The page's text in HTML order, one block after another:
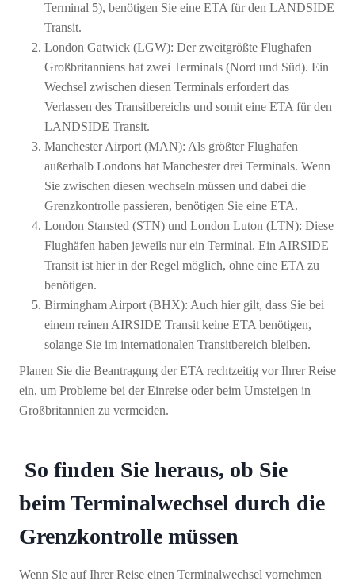
Terminal 5), benötigen Sie eine ETA für den LANDSIDE
Transit.
London Gatwick (LGW): Der zweitgrößte Flughafen
Großbritanniens hat zwei Terminals (Nord und Süd). Ein
Wechsel zwischen diesen Terminals erfordert das
Verlassen des Transitbereichs und somit eine ETA für den
LANDSIDE Transit.
Manchester Airport (MAN): Als größter Flughafen
außerhalb Londons hat Manchester drei Terminals. Wenn
Sie zwischen diesen wechseln müssen und dabei die
Grenzkontrolle passieren, benötigen Sie eine ETA.
London Stansted (STN) und London Luton (LTN): Diese
Flughäfen haben jeweils nur ein Terminal. Ein AIRSIDE
Transit ist hier in der Regel möglich, ohne eine ETA zu
benötigen.
Birmingham Airport (BHX): Auch hier gilt, dass Sie bei
einem reinen AIRSIDE Transit keine ETA benötigen,
solange Sie im internationalen Transitbereich bleiben.
Planen Sie die Beantragung der ETA rechtzeitig vor Ihrer Reise
ein, um Probleme bei der Einreise oder beim Umsteigen in
Großbritannien zu vermeiden.
So finden Sie heraus, ob Sie
beim Terminalwechsel durch die
Grenzkontrolle müssen
Wenn Sie auf Ihrer Reise einen Terminalwechsel vornehmen